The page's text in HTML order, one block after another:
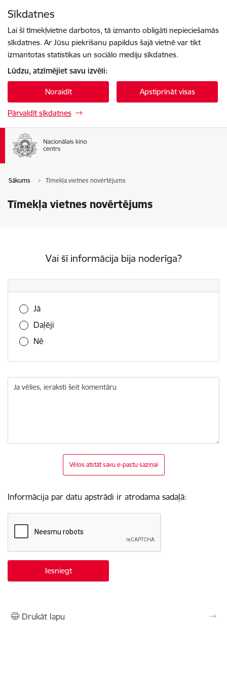
Sīkdatnes
Lai šī tīmekļvietne darbotos, tā izmanto obligāti nepieciešamās
sīkdatnes. Ar Jūsu piekrišanu papildus šajā vietnē var tikt
izmantotas statistikas un sociālo mediju sīkdatnes.
Lūdzu, atzīmējiet savu izvēli:
Noraidīt Apstiprināt visas
Pārvaldīt sīkdatnes
Sākums Tīmekļa vietnes novērtējums
Tīmekļa vietnes novērtējums
Vai šī informācija bija noderīga?
Vai šī informācija bija noderīga?
Jā
Daļēji
Nē
Ja vēlies, ieraksti šeit komentāru
Vēlos atstāt savu e-pastu saziņai
Informācija par datu apstrādi ir atrodama sadaļā:
Drukāt lapu